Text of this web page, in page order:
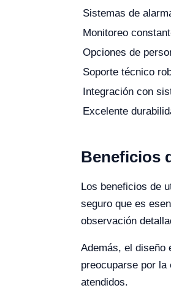
Sistemas de
Monitoreo
Opciones de
Soporte técnico
Integración con
Excelente
Beneficios
Los beneficios de
seguro que es
observación
Además, el diseño
preocuparse por
atendidos.